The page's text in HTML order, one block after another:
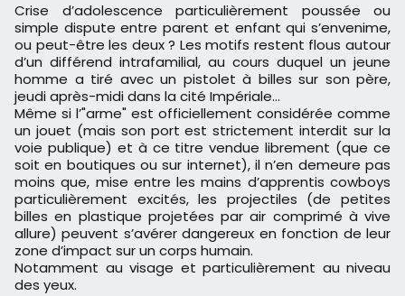
Crise d’adolescence particulièrement poussée ou
simple dispute entre parent et enfant qui s’envenime,
ou peut-être les deux ? Les motifs restent flous autour
d’un différend intrafamilial, au cours duquel un jeune
homme a tiré avec un pistolet à billes sur son père,
jeudi après-midi dans la cité Impériale…
Même si l’"arme" est officiellement considérée comme
un jouet (mais son port est strictement interdit sur la
voie publique) et à ce titre vendue librement (que ce
soit en boutiques ou sur internet), il n’en demeure pas
moins que, mise entre les mains d’apprentis cowboys
particulièrement excités, les projectiles (de petites
billes en plastique projetées par air comprimé à vive
allure) peuvent s’avérer dangereux en fonction de leur
zone d’impact sur un corps humain.
Notamment au visage et particulièrement au niveau
des yeux.